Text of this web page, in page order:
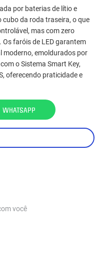
por baterias de lítio e
da roda traseira, o que
mas com zero
faróis de LED garantem
moderno, emoldurados por
o Sistema Smart Key,
oferecendo praticidade e
WHATSAPP
você